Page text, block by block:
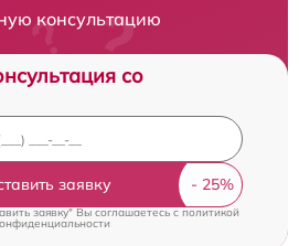
консультацию
со
заявку
заявку" Вы соглашаетесь cполитикой